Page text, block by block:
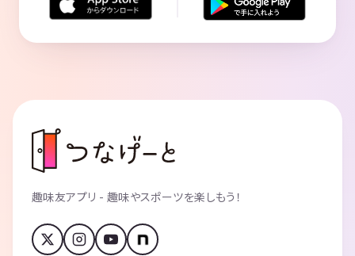
趣味友アプリ - 趣味やスポーツを楽しもう！